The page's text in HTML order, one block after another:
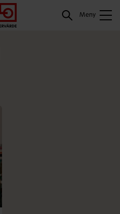
Gå
till
meny
Logga
in
Hoppa
till
innehåll
Meny
Sök